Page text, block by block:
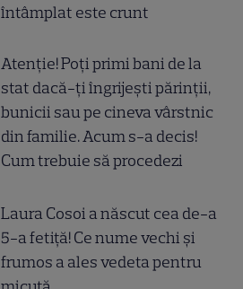
întâmplat este crunt
Atenție! Poți primi bani de la
stat dacă-ți îngrijești părinții,
bunicii sau pe cineva vârstnic
din familie. Acum s-a decis!
Cum trebuie să procedezi
Laura Cosoi a născut cea de-a
5-a fetiță! Ce nume vechi și
frumos a ales vedeta pentru